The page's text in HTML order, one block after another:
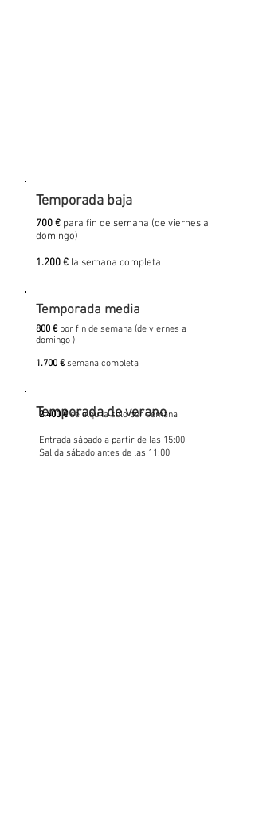
Temporada baja
700 € para fin de semana (de viernes a
domingo)
1.200 € la semana completa
Temporada media
800 €por fin de semana (de viernes a
domingo )
1.700 €semana completa
Temporada de verano
2.400 €se alquila solo por semana
Entrada sábado a partir de las 15:00
Salida sábado antes de las 11:00